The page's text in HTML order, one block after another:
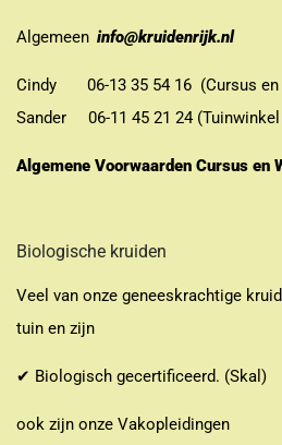
Algemeen info@kruidenrijk.nl
Cindy 06-13 35 54 16 (Cursus en
Sander 06-11 45 21 24 (Tuinwinkel
Algemene Voorwaarden Cursus en
Biologische kruiden
Veel van onze geneeskrachtige
tuin en zijn
✔ Biologisch gecertificeerd. (Skal)
ook zijn onze Vakopleidingen